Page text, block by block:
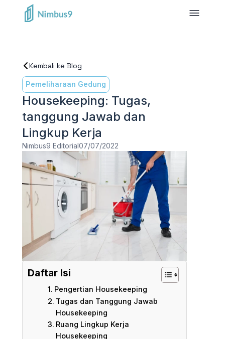
Kembali ke Blog
Pemeliharaan Gedung
Housekeeping: Tugas,
tanggung Jawab dan
Lingkup Kerja
Nimbus9 Editorial07/07/2022
Daftar Isi
Pengertian Housekeeping
Tugas dan Tanggung Jawab
Housekeeping
Ruang Lingkup Kerja
Housekeeping